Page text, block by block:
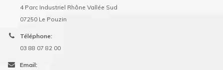
4 Parc Industriel Rhône Vallée Sud
07250 Le Pouzin
Téléphone:
03 88 07 82 00
Email: